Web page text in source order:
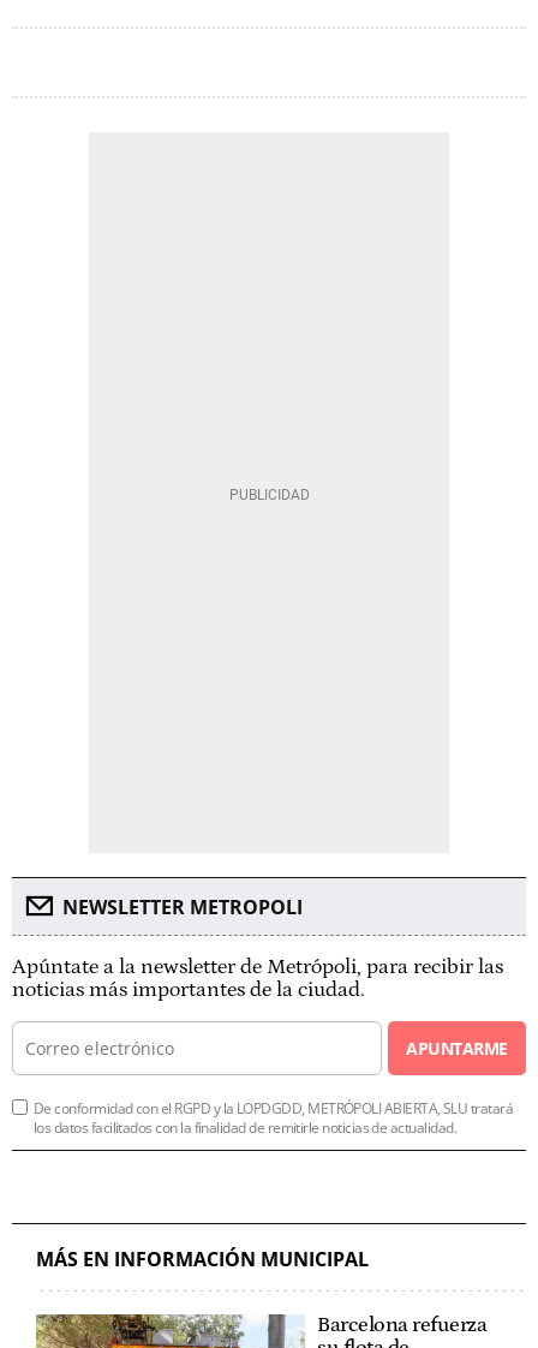
NEWSLETTER METROPOLI
Apúntate a la newsletter de Metrópoli, para recibir las
noticias más importantes de la ciudad.
APUNTARME
De conformidad con el RGPD y la LOPDGDD, METRÓPOLI ABIERTA, SLU tratará
los datos facilitados con la finalidad de remitirle noticias de actualidad.
MÁS EN INFORMACIÓN MUNICIPAL
Barcelona refuerza